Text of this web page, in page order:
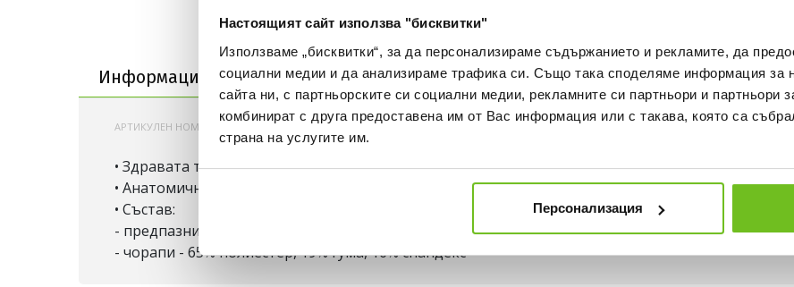
Настоящият сайт използва "бисквитки"
Използваме „бисквитки“, за да персонализираме съдържанието и рекламите, да
социални медии и да анализираме трафика си. Също така споделяме информация за
сайта ни, с партньорските си социални медии, рекламните си партньори и партньори
комбинират с друга предоставена им от Вас информация или с такава, която са
страна на услугите им.
Персонализация
Информация за продукта
Доставка Наличност в магазините
АРТИКУЛЕН НОМЕР: 200000749123 NIKE-HJ6598
• Здравата твърда обвивка се комбинира с пяна, за да помогне за абсорбиране на удара.
• Анатомично оформени за ляв и десен крак
• Състав:
- предпазни кори - 79% K-resin, 21% EVA
- чорапи - 65% полиестер, 19% гума, 16% спандекс